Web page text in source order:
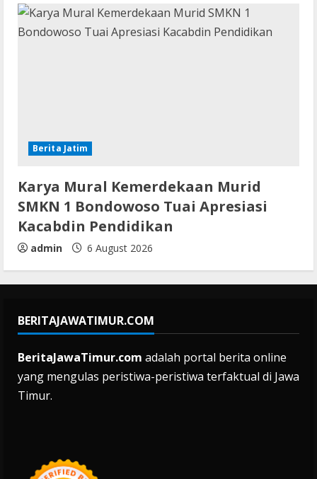
Berita Jatim
Karya Mural Kemerdekaan Murid
SMKN 1 Bondowoso Tuai Apresiasi
Kacabdin Pendidikan
admin 6 August 2026
BERITAJAWATIMUR.COM
BeritaJawaTimur.com adalah portal berita online
yang mengulas peristiwa-peristiwa terfaktual di Jawa
Timur.